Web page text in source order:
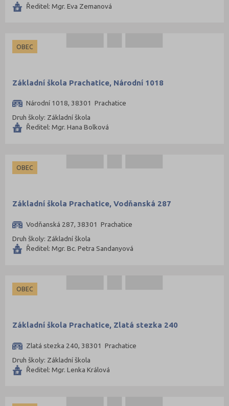
Ředitel: Mgr. Eva Zemanová
OBEC
Základní škola Prachatice, Národní 1018
Národní 1018, 38301 Prachatice
Druh školy: Základní škola
Ředitel: Mgr. Hana Bolková
OBEC
Základní škola Prachatice, Vodňanská 287
Vodňanská 287, 38301 Prachatice
Druh školy: Základní škola
Ředitel: Mgr. Bc. Petra Sandanyová
OBEC
Základní škola Prachatice, Zlatá stezka 240
Zlatá stezka 240, 38301 Prachatice
Druh školy: Základní škola
Ředitel: Mgr. Lenka Králová